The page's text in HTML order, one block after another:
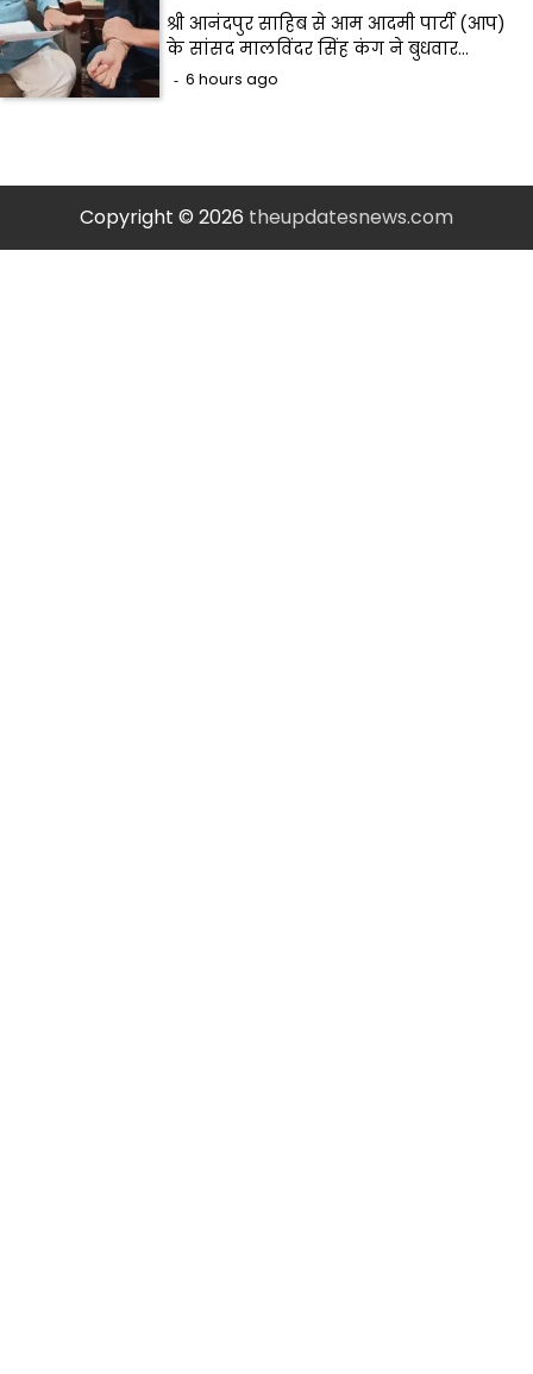
श्री आनंदपुर साहिब से आम आदमी पार्टी (आप)
के सांसद मालविंदर सिंह कंग ने बुधवार…
6 hours ago
Copyright © 2026 theupdatesnews.com